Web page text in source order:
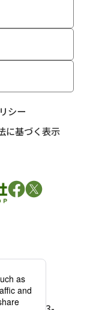
8F
シー
に基づく表示